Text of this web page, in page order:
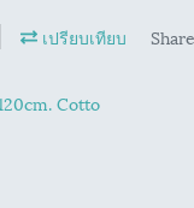
เปรียบเทียบ Share
Cotto